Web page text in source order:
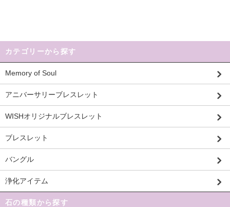
カテゴリーから探す
Memory of Soul
アニバーサリーブレスレット
WISHオリジナルブレスレット
ブレスレット
バングル
浄化アイテム
石の種類から探す